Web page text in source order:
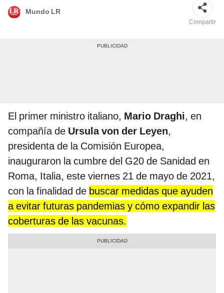
Mundo LR
Compartir
El primer ministro italiano, Mario Draghi, en
compañía de Ursula von der Leyen,
presidenta de la Comisión Europea,
inauguraron la cumbre del G20 de Sanidad en
Roma, Italia, este viernes 21 de mayo de 2021,
con la finalidad de buscar medidas que ayuden
a evitar futuras pandemias y cómo expandir las
coberturas de las vacunas.